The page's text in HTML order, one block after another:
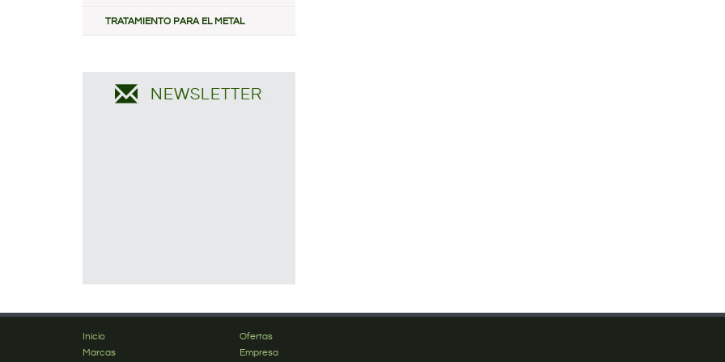
TRATAMIENTO PARA EL METAL
NEWSLETTER
Inicio
Ofertas
Marcas
Empresa